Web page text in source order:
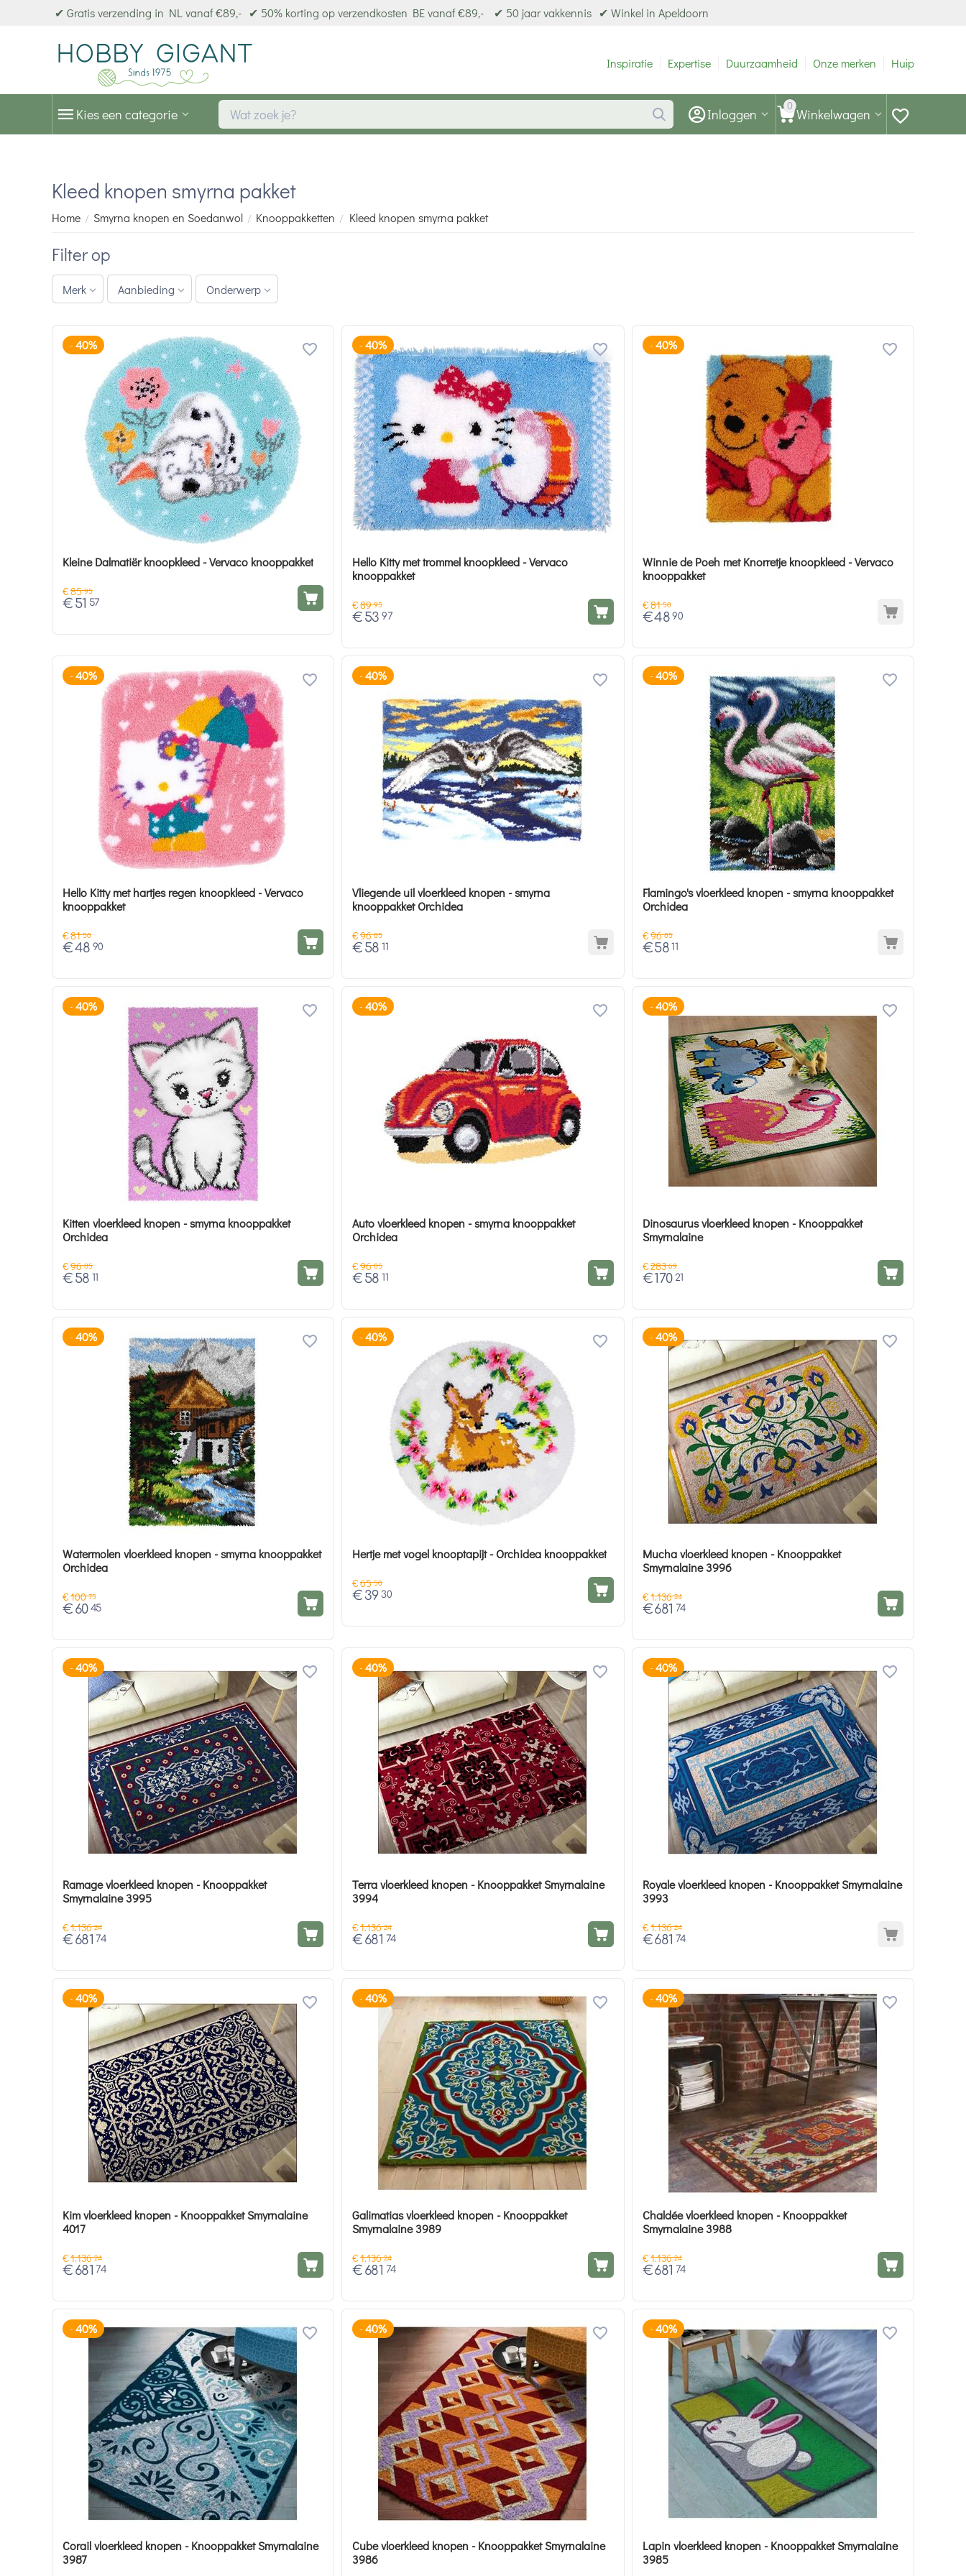
✔ Gratis verzending in NL vanaf €89,- ✔ 50% korting op verzendkosten BE vanaf €89,- ✔ 50 jaar vakkennis ✔ Winkel in Apeldoorn
Inspiratie Expertise Duurzaamheid Onze merken Hulp
Kies een categorie 0 Winkelwagen
Inloggen
Kleed knopen smyrna pakket
Home / Smyrna knopen en Soedanwol / Knooppakketten / Kleed knopen smyrna pakket
Filter op
Merk Aanbieding Onderwerp
- 40%
Kleine Dalmatiër knoopkleed - Vervaco knooppakket
€85 95
€ 51 57
- 40%
Hello Kitty met trommel knoopkleed - Vervaco
knooppakket
€89 95
€ 53 97
- 40%
Winnie de Poeh met Knorretje knoopkleed - Vervaco
knooppakket
€81 50
€48 90
- 40%
Hello Kitty met hartjes regen knoopkleed - Vervaco
knooppakket
€81 50
€48 90
- 40%
Vliegende uil vloerkleed knopen - smyrna
knooppakket Orchidea
€96 85
€ 58 11
- 40%
Flamingo's vloerkleed knopen - smyrna knooppakket
Orchidea
€96 85
€58 11
- 40%
Kitten vloerkleed knopen - smyrna knooppakket
Orchidea
€96 85
€ 58 11
- 40%
Auto vloerkleed knopen - smyrna knooppakket
Orchidea
€96 85
€ 58 11
- 40%
Dinosaurus vloerkleed knopen - Knooppakket
Smyrnalaine
€283 69
€170 21
- 40%
Watermolen vloerkleed knopen - smyrna knooppakket
Orchidea
€100 75
€ 60 45
- 40%
Hertje met vogel knooptapijt - Orchidea knooppakket
€65 50
€ 39 30
- 40%
Mucha vloerkleed knopen - Knooppakket
Smyrnalaine 3996
€1.136 24
€681 74
- 40%
Ramage vloerkleed knopen - Knooppakket
Smyrnalaine 3995
€1.136 24
€ 681 74
- 40%
Terra vloerkleed knopen - Knooppakket Smyrnalaine
3994
€1.136 24
€ 681 74
- 40%
Royale vloerkleed knopen - Knooppakket Smyrnalaine
3993
€1.136 24
€681 74
- 40%
Kim vloerkleed knopen - Knooppakket Smyrnalaine
4017
€1.136 24
€ 681 74
- 40%
Galimatias vloerkleed knopen - Knooppakket
Smyrnalaine 3989
€1.136 24
€ 681 74
- 40%
Chaldée vloerkleed knopen - Knooppakket
Smyrnalaine 3988
€1.136 24
€681 74
- 40%
Corail vloerkleed knopen - Knooppakket Smyrnalaine
3987
- 40%
Cube vloerkleed knopen - Knooppakket Smyrnalaine
3986
- 40%
Lapin vloerkleed knopen - Knooppakket Smyrnalaine
3985